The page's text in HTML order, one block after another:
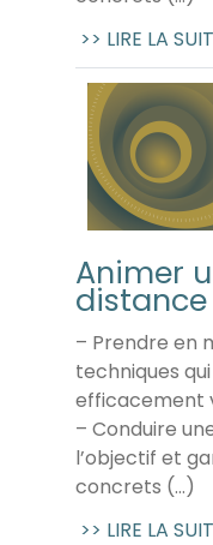
>> LIRE LA
Animer
distance
– Prendre en
techniques
efficacement
– Conduire
l’objectif et
concrets (...)
>> LIRE LA